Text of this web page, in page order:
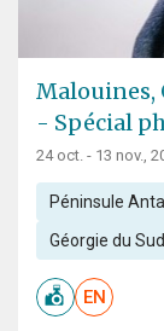
Malouines,
- Spécial
24 oct. - 13 nov.,
Péninsule
Géorgie du Sud
EN